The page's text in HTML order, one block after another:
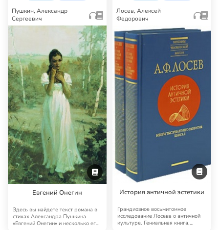
Пушкин, Александр
Сергеевич
Евгений Онегин
Здесь вы найдете текст романа в
стихах Александра Пушкина
«Евгений Онегин» и несколько его
Лосев, Алексей
Федорович
История античной эстетики
Грандиозное восьмитомное
исследование Лосева о античной
культуре. Гениальная книга,